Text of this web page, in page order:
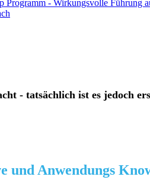
Programm - Wirkungsvolle Führung
- tatsächlich ist es jedoch
und Anwendungs